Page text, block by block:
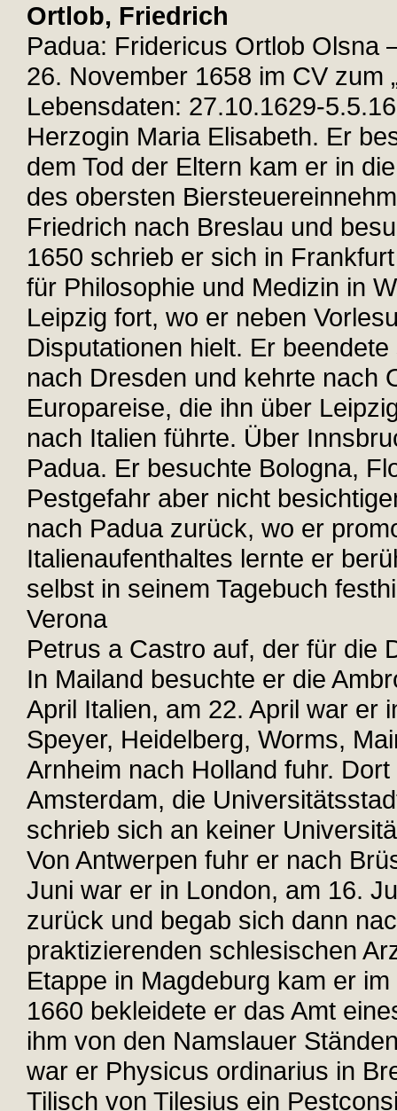
Ortlob, Friedrich
Padua: Fridericus Ortlob Olsna
26. November 1658 im CV zum
Lebensdaten: 27.10.1629-
Herzogin Maria Elisabeth. Er
dem Tod der Eltern kam er in
des obersten
Friedrich nach Breslau und
1650 schrieb er sich in
für Philosophie und Medizin in
Leipzig fort, wo er neben
Disputationen hielt. Er
nach Dresden und kehrte nach
Europareise, die ihn über
nach Italien führte. Über
Padua. Er besuchte Bologna,
Pestgefahr aber nicht
nach Padua zurück, wo er
Italienaufenthaltes lernte er
selbst in seinem Tagebuch
Verona
Petrus a Castro auf, der für die
In Mailand besuchte er die
April Italien, am 22. April war er
Speyer, Heidelberg, Worms,
Arnheim nach Holland fuhr.
Amsterdam, die
schrieb sich an keiner
Von Antwerpen fuhr er nach
Juni war er in London, am 16.
zurück und begab sich dann
praktizierenden schlesischen
Etappe in Magdeburg kam er
1660 bekleidete er das Amt
ihm von den Namslauer
war er Physicus ordinarius in
Tilisch von Tilesius ein